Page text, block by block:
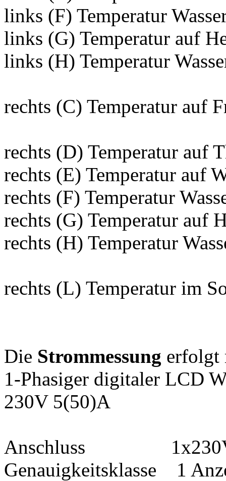
links (F) Temperatur
links (G) Temperatur auf
links (H) Temperatur
rechts (C) Temperatur auf
rechts (D) Temperatur auf
rechts (E) Temperatur auf
rechts (F) Temperatur
rechts (G) Temperatur auf
rechts (H) Temperatur
rechts (L) Temperatur im
Die Strommessung erfolgt
1-Phasiger digitaler LCD
230V 5(50)A
Anschluss 1x230V
Genauigkeitsklasse 1